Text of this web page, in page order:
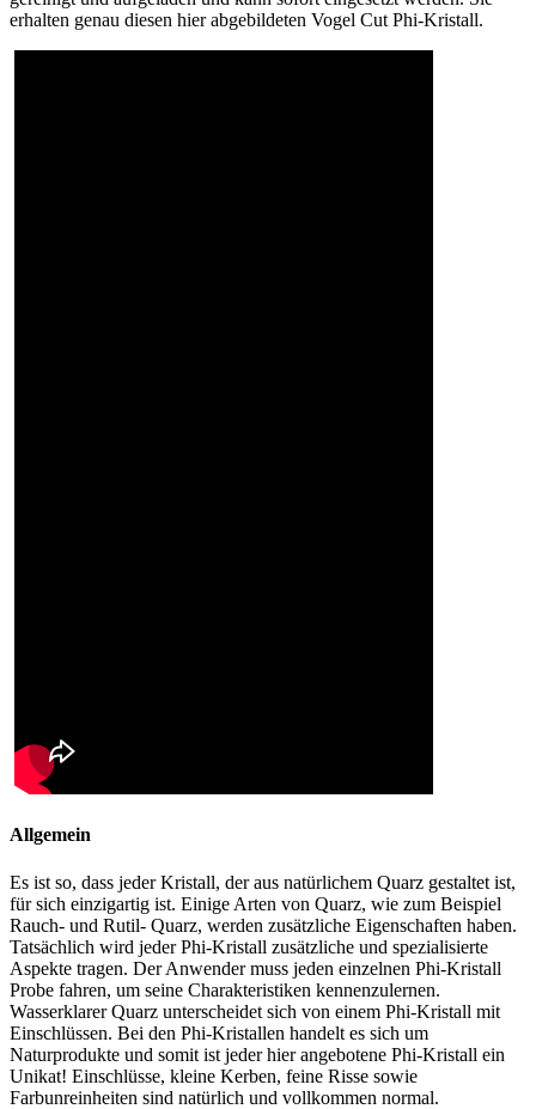
erhalten genau diesen hier abgebildeten Vogel Cut Phi-Kristall.
Allgemein
Es ist so, dass jeder Kristall, der aus natürlichem Quarz gestaltet ist,
für sich einzigartig ist. Einige Arten von Quarz, wie zum Beispiel
Rauch- und Rutil- Quarz, werden zusätzliche Eigenschaften haben.
Tatsächlich wird jeder Phi-Kristall zusätzliche und spezialisierte
Aspekte tragen. Der Anwender muss jeden einzelnen Phi-Kristall
Probe fahren, um seine Charakteristiken kennenzulernen.
Wasserklarer Quarz unterscheidet sich von einem Phi-Kristall mit
Einschlüssen. Bei den Phi-Kristallen handelt es sich um
Naturprodukte und somit ist jeder hier angebotene Phi-Kristall ein
Unikat! Einschlüsse, kleine Kerben, feine Risse sowie
Farbunreinheiten sind natürlich und vollkommen normal.